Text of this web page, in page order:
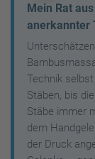
Mein Rat
anerkannter
Technik
Stäben, bis
Stäbe immer
dem
der Druck